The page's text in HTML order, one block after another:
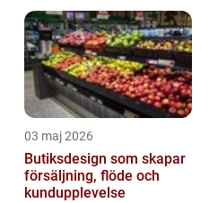
03 maj 2026
Butiksdesign som skapar
försäljning, flöde och
kundupplevelse